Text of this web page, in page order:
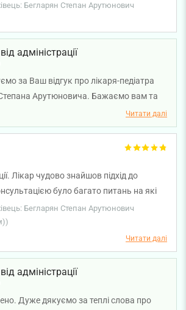
Бегларян Степан Арутюнович
адміністрації
за Ваш відгук про лікаря-педіатра
Арутюновича. Бажаємо вам та
Читати далі
Лікар чудово знайшов підхід до
було багато питань на які
охоче і доступно відповів! Величезне
Бегларян Степан Арутюнович
Читати далі
адміністрації
Дуже дякуємо за теплі слова про